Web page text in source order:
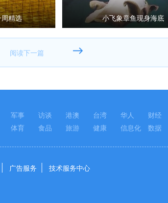
精选 小飞象章鱼现身海底
军事 访谈 港澳 台湾 华人 财经
体育 食品 旅游 健康 信息化 数据
广告服务 技术服务中心